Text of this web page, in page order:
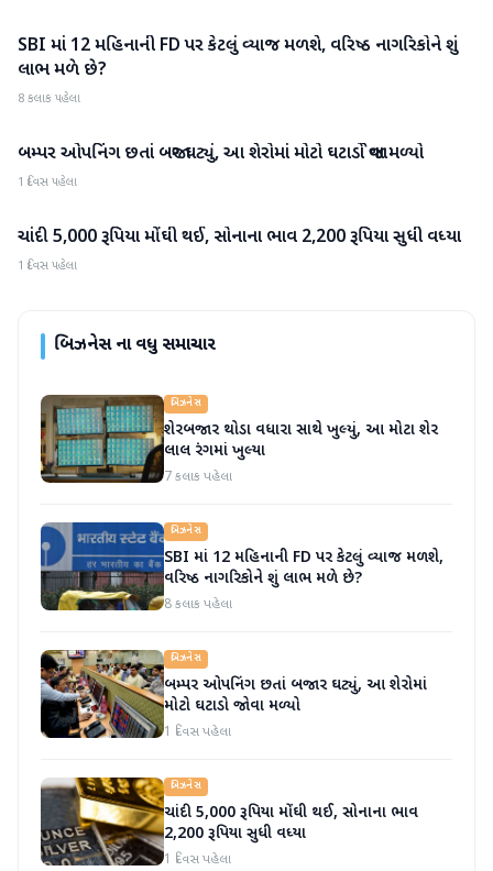
બિઝનેસ
SBI માં 12 મહિનાની FD પર કેટલું વ્યાજ મળશે, વરિષ્ઠ નાગરિકોને શું
લાભ મળે છે?
8 કલાક પહેલા
બિઝનેસ
બમ્પર ઓપનિંગ છતાં બજાર ઘટ્યું, આ શેરોમાં મોટો ઘટાડો જોવા મળ્યો
1 દિવસ પહેલા
બિઝનેસ
ચાંદી 5,000 રૂપિયા મોંઘી થઈ, સોનાના ભાવ 2,200 રૂપિયા સુધી વધ્યા
1 દિવસ પહેલા
બિઝનેસના વધુ સમાચાર
બિઝનેસ
શેરબજાર થોડા વધારા સાથે ખુલ્યું, આ મોટા શેર
લાલ રંગમાં ખુલ્યા
7 કલાક પહેલા
બિઝનેસ
SBI માં 12 મહિનાની FD પર કેટલું વ્યાજ મળશે,
વરિષ્ઠ નાગરિકોને શું લાભ મળે છે?
8 કલાક પહેલા
બિઝનેસ
બમ્પર ઓપનિંગ છતાં બજાર ઘટ્યું, આ શેરોમાં
મોટો ઘટાડો જોવા મળ્યો
1 દિવસ પહેલા
બિઝનેસ
ચાંદી 5,000 રૂપિયા મોંઘી થઈ, સોનાના ભાવ
2,200 રૂપિયા સુધી વધ્યા
1 દિવસ પહેલા